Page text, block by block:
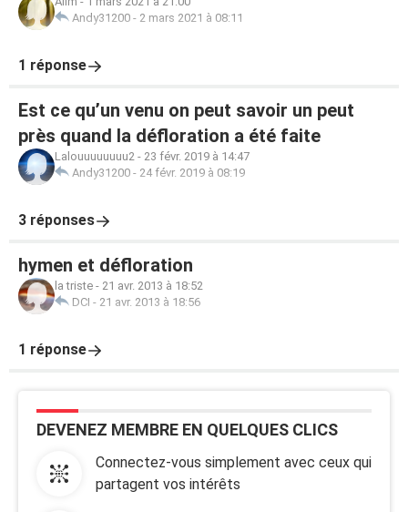
Andy31200 - 2 mars 2021 à 08:11
1 réponse
Est ce qu’un venu on peut savoir un peut
près quand la défloration a été faite
Lalouuuuuuuu2 - 23 févr. 2019 à 14:47
Andy31200 - 24 févr. 2019 à 08:19
3 réponses
hymen et défloration
la triste - 21 avr. 2013 à 18:52
DCI - 21 avr. 2013 à 18:56
1 réponse
DEVENEZ MEMBRE EN QUELQUES CLICS
Connectez-vous simplement avec ceux qui
partagent vos intérêts